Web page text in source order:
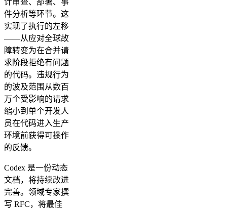
计审查、部署、事
件分析等环节。这
实现了执行的左移
——从应对全球故
障转变为在合并请
求阶段拒绝有问题
的代码。违规行为
的波及范围从数百
万个受影响的请求
缩小到单个开发人
员在代码进入生产
环境前获得可操作
的反馈。
Codex 是一份动态
文档，将持续改进
完善。领域专家撰
写 RFC，将最佳